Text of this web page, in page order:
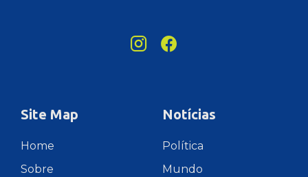
Site Map
Home
Sobre
Notícias
Política
Mundo